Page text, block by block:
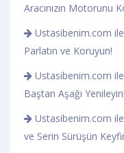
Aracınızın Motorunu
Ustasibenim.com ile
Parlatın ve Koruyun!
Ustasibenim.com ile
Baştan Aşağı Yenileyin!
Ustasibenim.com
ve Serin Sürüşün